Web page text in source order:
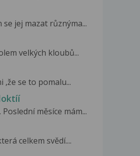
jej mazat různýma...
velkých kloubů...
,že se to pomalu...
měsíce mám...
celkem svědí....